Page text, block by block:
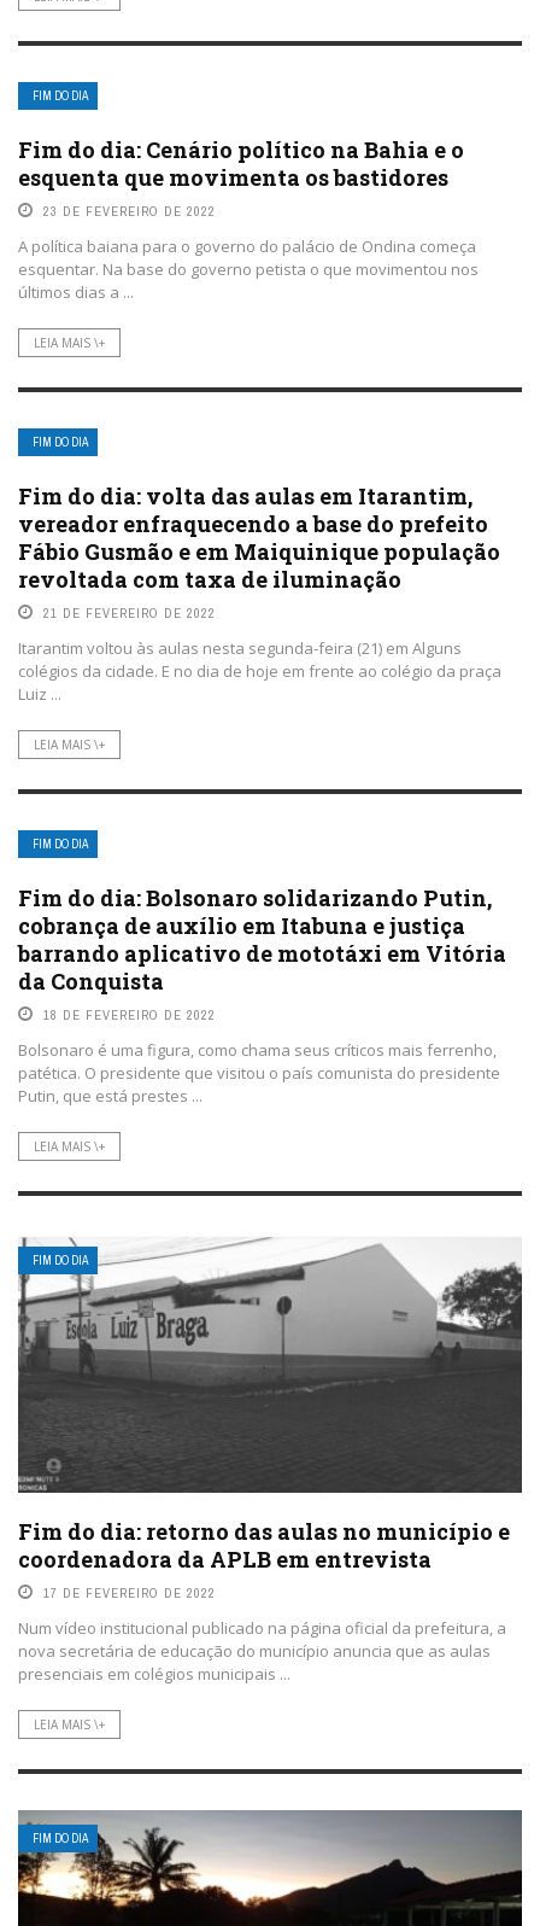
FIM DO DIA
Fim do dia: Cenário político na Bahia e o
esquenta que movimenta os bastidores
23 DE FEVEREIRO DE 2022
A política baiana para o governo do palácio de Ondina começa
esquentar. Na base do governo petista o que movimentou nos
últimos dias a ...
LEIA MAIS \+
FIM DO DIA
Fim do dia: volta das aulas em Itarantim,
vereador enfraquecendo a base do prefeito
Fábio Gusmão e em Maiquinique população
revoltada com taxa de iluminação
21 DE FEVEREIRO DE 2022
Itarantim voltou às aulas nesta segunda-feira (21) em Alguns
colégios da cidade. E no dia de hoje em frente ao colégio da praça
Luiz ...
LEIA MAIS \+
FIM DO DIA
Fim do dia: Bolsonaro solidarizando Putin,
cobrança de auxílio em Itabuna e justiça
barrando aplicativo de mototáxi em Vitória
da Conquista
18 DE FEVEREIRO DE 2022
Bolsonaro é uma figura, como chama seus críticos mais ferrenho,
patética. O presidente que visitou o país comunista do presidente
Putin, que está prestes ...
LEIA MAIS \+
FIM DO DIA
Fim do dia: retorno das aulas no município e
coordenadora da APLB em entrevista
17 DE FEVEREIRO DE 2022
Num vídeo institucional publicado na página oficial da prefeitura, a
nova secretária de educação do município anuncia que as aulas
presenciais em colégios municipais ...
LEIA MAIS \+
FIM DO DIA